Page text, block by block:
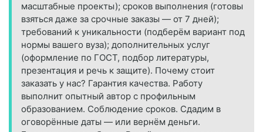
масштабные проекты); сроков выполнения (готовы
взяться даже за срочные заказы — от 7 дней);
требований к уникальности (подберём вариант под
нормы вашего вуза); дополнительных услуг
(оформление по ГОСТ, подбор литературы,
презентация и речь к защите). Почему стоит
заказать у нас? Гарантия качества. Работу
выполнит опытный автор с профильным
образованием. Соблюдение сроков. Сдадим в
оговорённые даты — или вернём деньги.